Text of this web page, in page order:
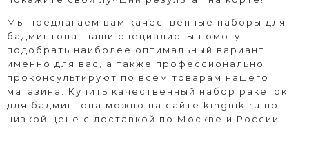
Мы предлагаем вам качественные наборы для
бадминтона, наши специалисты помогут
подобрать наиболее оптимальный вариант
именно для вас, а также профессионально
проконсультируют по всем товарам нашего
магазина. Купить качественный набор ракеток
для бадминтона можно на сайте kingnik.ru по
низкой цене с доставкой по Москве и России.